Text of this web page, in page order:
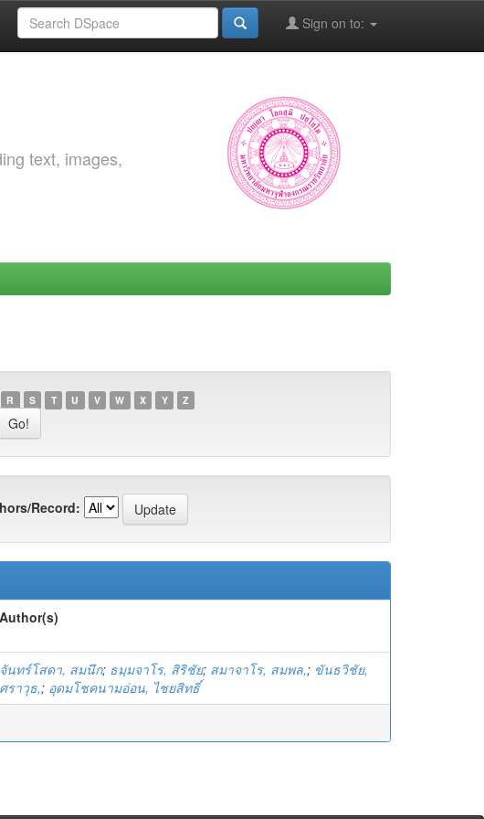
Sign on to:
text, images,
R S T U V W X Y Z
Record:
Author(s)
จันทร์โสดา, สมนึก; ธมฺมจาโร, สิริชัย; สมาจาโร, สมพล,; ขันธวิชัย,
ศราวุธ,; อุดมโชคนามอ่อน, ไชยสิทธิ์